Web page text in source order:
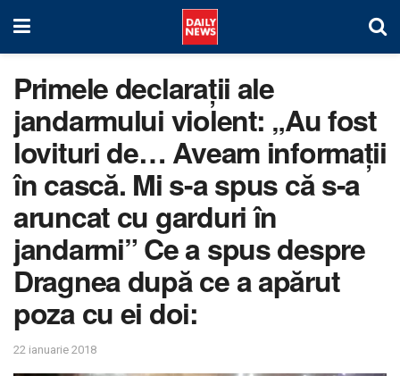
Primele declarații ale
jandarmului violent: „Au fost
lovituri de… Aveam informaţii
în cască. Mi s-a spus că s-a
aruncat cu garduri în
jandarmi” Ce a spus despre
Dragnea după ce a apărut
poza cu ei doi:
22 ianuarie 2018